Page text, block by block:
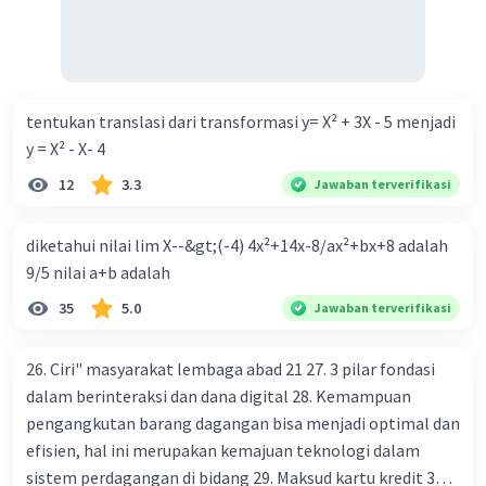
kontraktif dilakukan dengan cara .... a. Menurunkan
pengeluaran pemerintah (G), menambah pembayaran
transfer (Tr) dan meningkatkan pemungutan pajak (Tx) b.
Menurunkan G, mengurangi Tr, dan meningkatkan Tx c.
Meningkatkan G, mengurangi Tr, dan menurunkan Tx e.
Meningkatkan G, menambah Tr, dan menurunkan Tx Cara
yang dilakukan kebijakan tingkat diskonto oleh Bank
Sentral dalam melakukan kebijakan moneter adalah .... a.
surat-surat berharga di pasar uang c. Menetapkan giro
wajib minimum (reserved requirement ratio) d. Mengatur
tingkat bunga tabungan e. Mengatur tingkat bunga
pinjaman bank sentral kepada bank umum Perhatikan
tentukan translasi dari transformasi y= X² + 3X - 5 menjadi
y = X² - X- 4
12 3.3 Jawaban terverifikasi
diketahui nilai lim X--&gt;(-4) 4x²+14x-8/ax²+bx+8 adalah
9/5 nilai a+b adalah
35 5.0 Jawaban terverifikasi
26. Ciri" masyarakat lembaga abad 21 27. 3 pilar fondasi
dalam berinteraksi dan dana digital 28. Kemampuan
pengangkutan barang dagangan bisa menjadi optimal dan
efisien, hal ini merupakan kemajuan teknologi dalam
sistem perdagangan di bidang 29. Maksud kartu kredit 30.